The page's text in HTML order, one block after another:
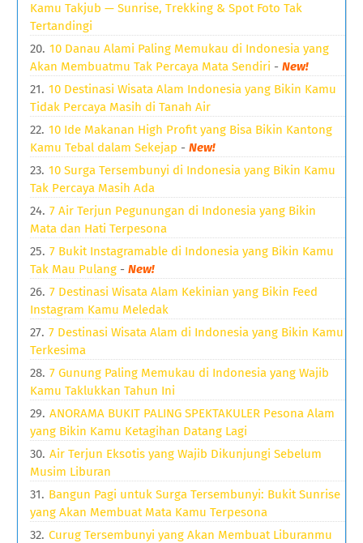
Kamu Takjub — Sunrise, Trekking & Spot Foto Tak
Tertandingi
10 Danau Alami Paling Memukau di Indonesia yang
Akan Membuatmu Tak Percaya Mata Sendiri -New!
10 Destinasi Wisata Alam Indonesia yang Bikin Kamu
Tidak Percaya Masih di Tanah Air
10 Ide Makanan High Profit yang Bisa Bikin Kantong
Kamu Tebal dalam Sekejap -New!
10 Surga Tersembunyi di Indonesia yang Bikin Kamu
Tak Percaya Masih Ada
7 Air Terjun Pegunungan di Indonesia yang Bikin
Mata dan Hati Terpesona
7 Bukit Instagramable di Indonesia yang Bikin Kamu
Tak Mau Pulang -New!
7 Destinasi Wisata Alam Kekinian yang Bikin Feed
Instagram Kamu Meledak
7 Destinasi Wisata Alam di Indonesia yang Bikin Kamu
Terkesima
7 Gunung Paling Memukau di Indonesia yang Wajib
Kamu Taklukkan Tahun Ini
ANORAMA BUKIT PALING SPEKTAKULER Pesona Alam
yang Bikin Kamu Ketagihan Datang Lagi
Air Terjun Eksotis yang Wajib Dikunjungi Sebelum
Musim Liburan
Bangun Pagi untuk Surga Tersembunyi: Bukit Sunrise
yang Akan Membuat Mata Kamu Terpesona
Curug Tersembunyi yang Akan Membuat Liburanmu